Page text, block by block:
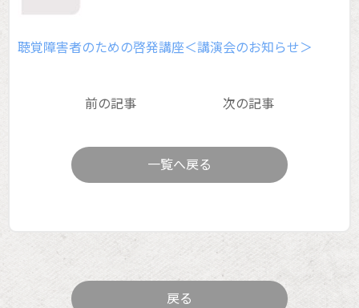
聴覚障害者のための啓発講座＜講演会のお知らせ＞
前の記事 次の記事
一覧へ戻る
戻る